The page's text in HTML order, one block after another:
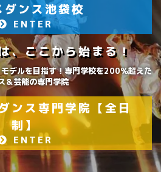
ダンス池袋校
ENTER
、ここから始まる！
デルを目指す！専門学校を200％超えた
＆芸能の専門学院
ンス専門学院【全日
制】
ENTER